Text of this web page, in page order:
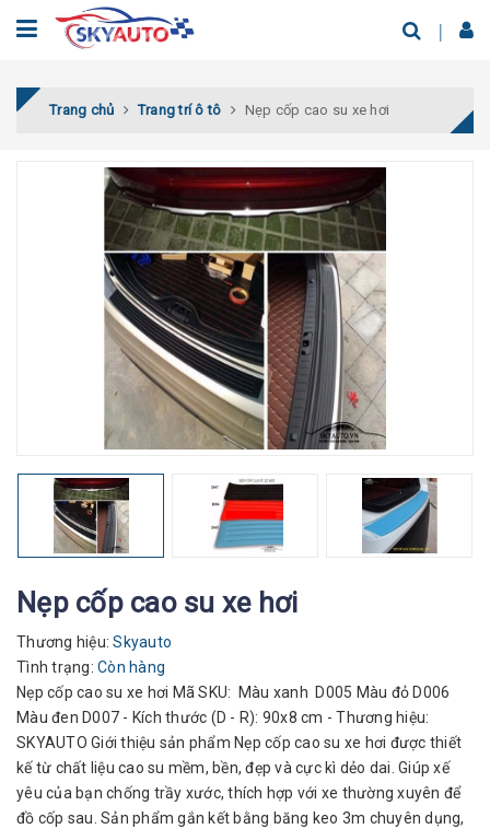
Trang chủ Trang trí ô tô Nẹp cốp cao su xe hơi
Nẹp cốp cao su xe hơi
Thương hiệu: Skyauto
Tình trạng: Còn hàng
Nẹp cốp cao su xe hơi Mã SKU: Màu xanh D005 Màu đỏ D006
Màu đen D007 - Kích thước (D - R): 90x8 cm - Thương hiệu:
SKYAUTO Giới thiệu sản phẩm Nẹp cốp cao su xe hơi được thiết
kế từ chất liệu cao su mềm, bền, đẹp và cực kì dẻo dai. Giúp xế
yêu của bạn chống trầy xước, thích hợp với xe thường xuyên để
đồ cốp sau. Sản phẩm gắn kết bằng băng keo 3m chuyên dụng,